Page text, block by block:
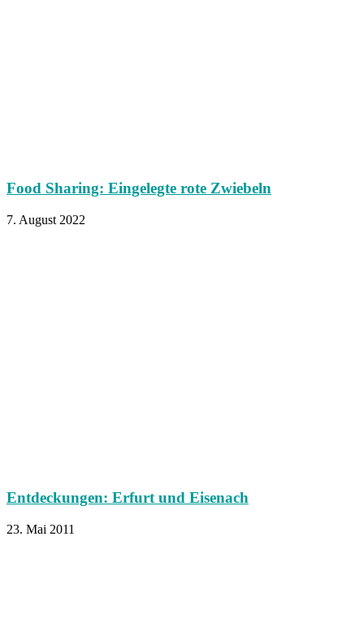
Food Sharing: Eingelegte rote Zwiebeln
7. August 2022
Entdeckungen: Erfurt und Eisenach
23. Mai 2011